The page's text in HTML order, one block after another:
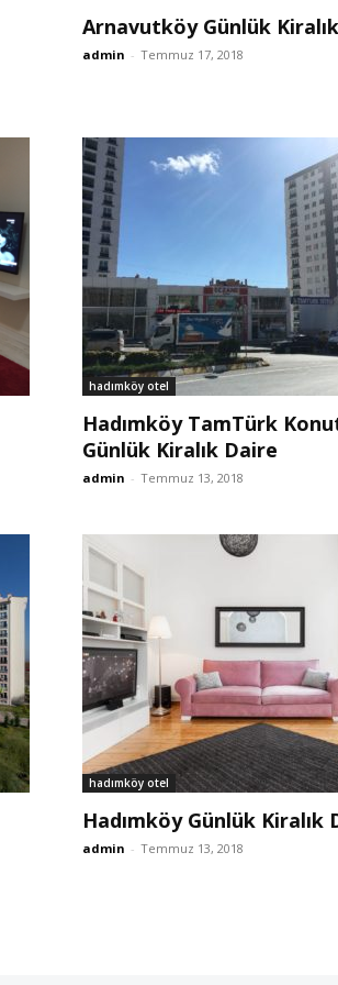
Arnavutköy Günlük
admin - Temmuz 17, 2018
hadımköy otel
Hadımköy TamTürk
Günlük Kiralık Daire
admin - Temmuz 13, 2018
hadımköy otel
Hadımköy Günlük Kiralık
admin - Temmuz 13, 2018